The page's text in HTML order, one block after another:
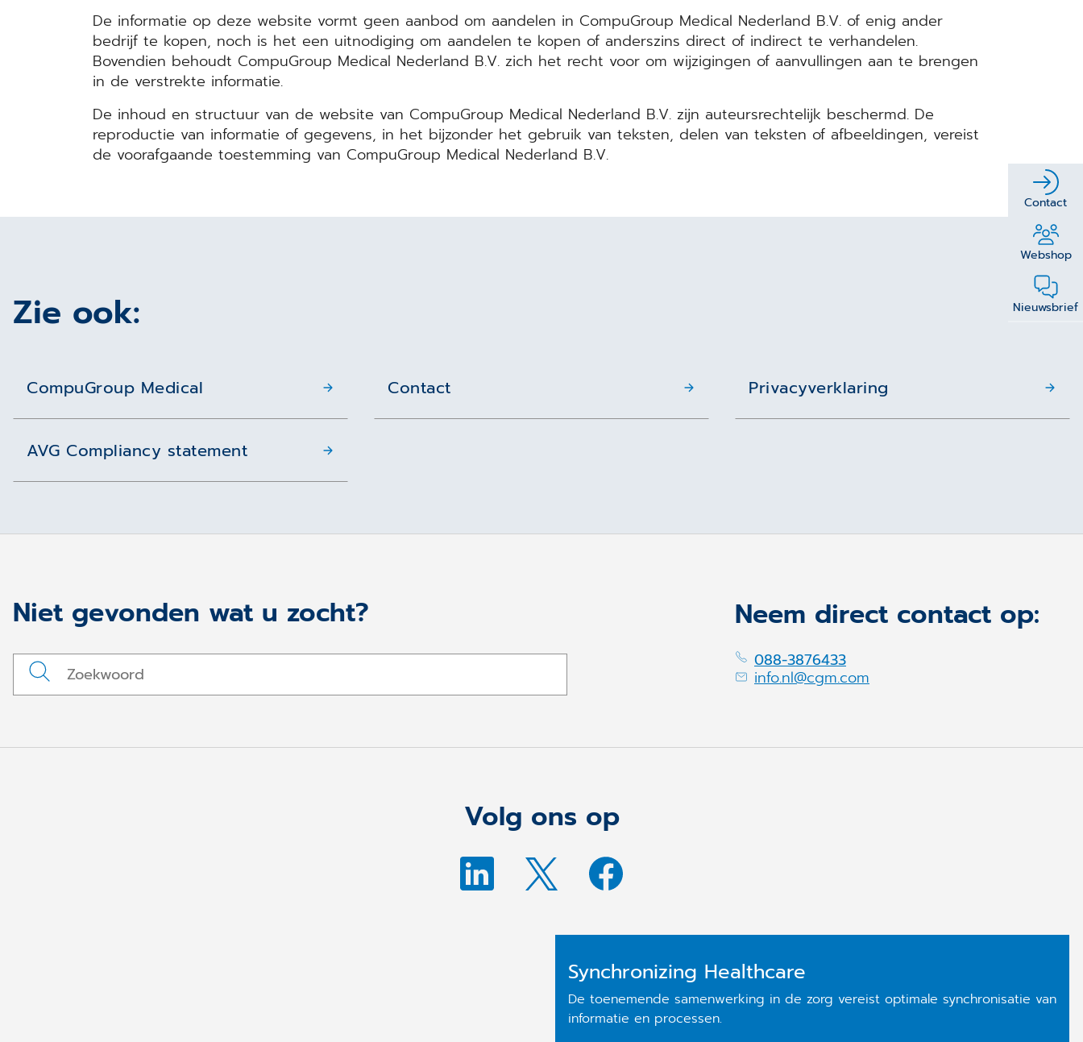
Contact
Webshop
Nieuwsbrief
De informatie op deze website vormt geen aanbod om aandelen in CompuGroup Medical Nederland B.V. of enig ander
bedrijf te kopen, noch is het een uitnodiging om aandelen te kopen of anderszins direct of indirect te verhandelen.
Bovendien behoudt CompuGroup Medical Nederland B.V. zich het recht voor om wijzigingen of aanvullingen aan te brengen
in de verstrekte informatie.
De inhoud en structuur van de website van CompuGroup Medical Nederland B.V. zijn auteursrechtelijk beschermd. De
reproductie van informatie of gegevens, in het bijzonder het gebruik van teksten, delen van teksten of afbeeldingen, vereist
de voorafgaande toestemming van CompuGroup Medical Nederland B.V.
Zie ook:
CompuGroup Medical Contact Privacyverklaring
AVG Compliancy statement
Niet gevonden wat u zocht? Neem direct contact op:
088-3876433
info.nl@cgm.com
Volg ons op
Synchronizing Healthcare
De toenemende samenwerking in de zorg vereist optimale synchronisatie van
informatie en processen.